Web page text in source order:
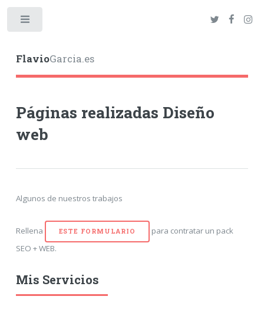
FlavioGarcia.es
Páginas realizadas Diseño
web
Algunos de nuestros trabajos
Rellena ESTE FORMULARIO
para contratar un pack
SEO + WEB.
Mis Servicios